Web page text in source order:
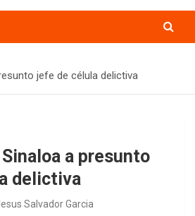
jefe de célula delictiva
a presunto
delictiva
Salvador Garcia